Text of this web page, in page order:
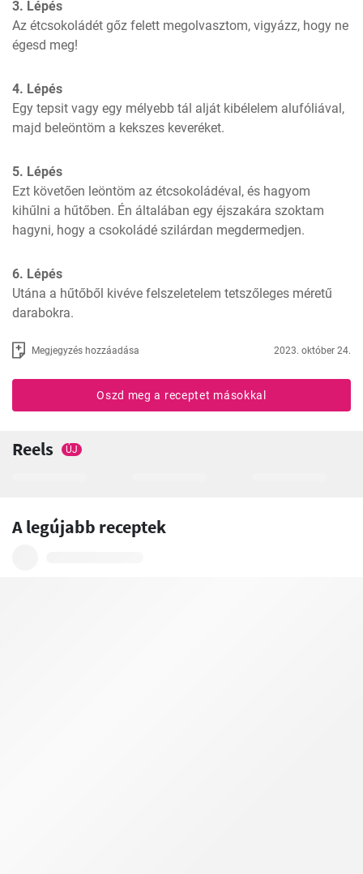
3. Lépés
Az étcsokoládét gőz felett megolvasztom, vigyázz, hogy ne
égesd meg!
4. Lépés
Egy tepsit vagy egy mélyebb tál alját kibélelem alufóliával,
majd beleöntöm a kekszes keveréket.
5. Lépés
Ezt követően leöntöm az étcsokoládéval, és hagyom
kihűlni a hűtőben. Én általában egy éjszakára szoktam
hagyni, hogy a csokoládé szilárdan megdermedjen.
6. Lépés
Utána a hűtőből kivéve felszeletelem tetszőleges méretű
darabokra.
Megjegyzés hozzáadása 2023. október 24.
Oszd meg a receptet másokkal
Reels ÚJ
A legújabb receptek